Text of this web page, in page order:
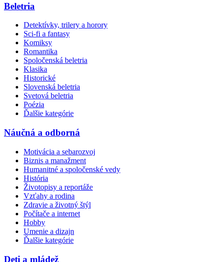
Beletria
Detektívky, trilery a horory
Sci-fi a fantasy
Komiksy
Romantika
Spoločenská beletria
Klasika
Historické
Slovenská beletria
Svetová beletria
Poézia
Ďalšie kategórie
Náučná a odborná
Motivácia a sebarozvoj
Biznis a manažment
Humanitné a spoločenské vedy
História
Životopisy a reportáže
Vzťahy a rodina
Zdravie a životný štýl
Počítače a internet
Hobby
Umenie a dizajn
Ďalšie kategórie
Deti a mládež